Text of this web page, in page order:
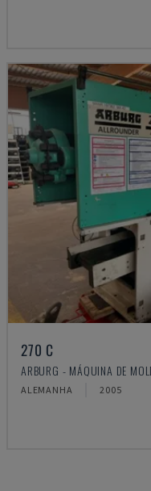
270 C
ARBURG - MÁQUINA DE
ALEMANHA 2005